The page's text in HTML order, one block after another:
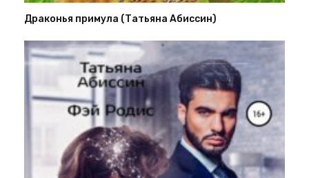
Драконья примула (Татьяна Абиссин)